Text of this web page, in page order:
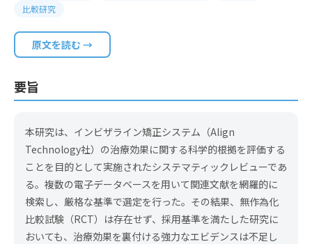
比較研究
原文を読む →
要旨
本研究は、インビザライン矯正システム（Align
Technology社）の治療効果に関する科学的根拠を評価する
ことを目的として実施されたシステマティックレビューであ
る。複数の電子データベースを用いて関連文献を網羅的に
検索し、厳格な基準で選定を行った。その結果、無作為化
比較試験（RCT）は存在せず、採用基準を満たした研究に
おいても、治療効果を裏付ける強力なエビデンスは不足し